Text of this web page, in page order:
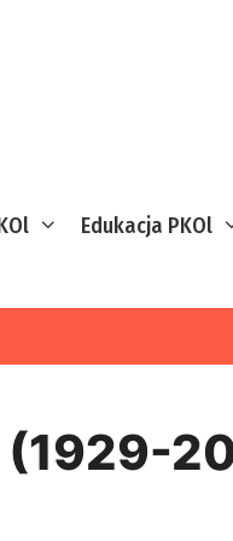
Edukacja PKOl
(1929-